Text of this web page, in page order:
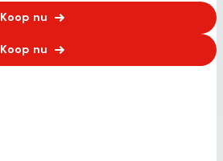
Koop nu
Koop nu